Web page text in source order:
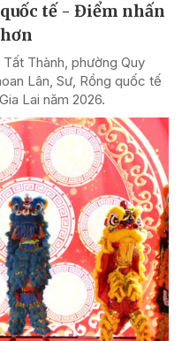
tế - Điểm nhấn
Thành, phường Quy
Lân, Sư, Rồng quốc tế
Lai năm 2026.